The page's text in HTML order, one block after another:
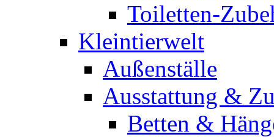
Toiletten-
Kleintierwelt
Außenställe
Ausstattung &
Betten &